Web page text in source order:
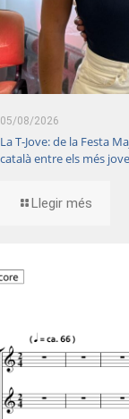
05/08/2026
La T-Jove: de la Festa
català entre els més
Llegir més